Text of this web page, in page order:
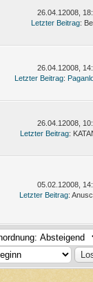
26.04.12008,
Letzter Beitrag:
26.04.12008,
Letzter Beitrag:
26.04.12008,
Letzter Beitrag:
05.02.12008,
Letzter Beitrag: